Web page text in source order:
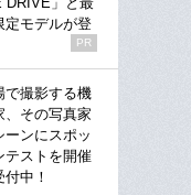
定モデルが登
PR
で撮影する機
、その写真家
ンにスポッ
テストを開催
中！